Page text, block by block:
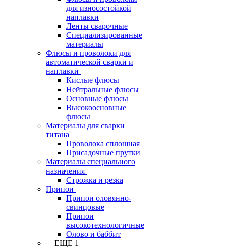
для износостойкой
наплавки
Ленты сварочные
Специализированные
материалы
Флюсы и проволоки для
автоматической сварки и
наплавки
Кислые флюсы
Нейтральные флюсы
Основные флюсы
Высокоосновные
флюсы
Материалы для сварки
титана
Проволока сплошная
Присадочные прутки
Материалы специального
назначения
Строжка и резка
Припои
Припои оловянно-
свинцовые
Припои
высокотехнологичные
Олово и баббит
+ ЕЩЕ 1